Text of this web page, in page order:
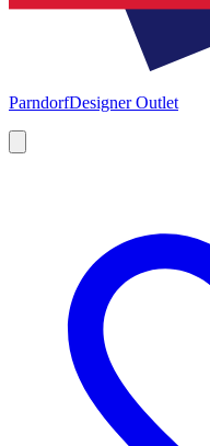
ParndorfDesigner Outlet